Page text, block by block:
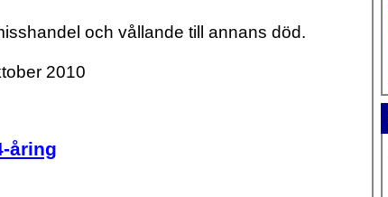
och vållande till annans död.
2010
åring